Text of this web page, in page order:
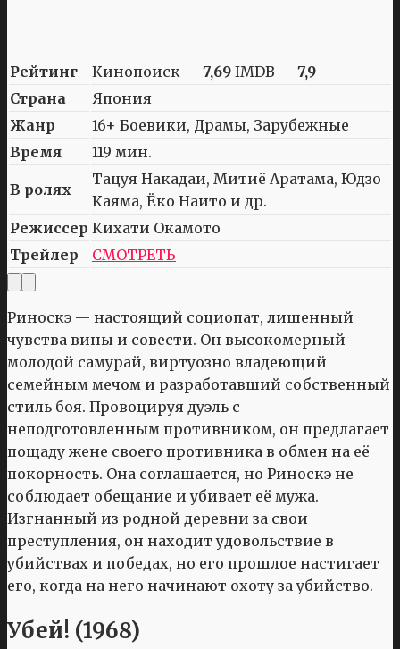
Рейтинг Кинопоиск — 7,69 IMDB — 7,9
Страна
Япония
Жанр
16+ Боевики, Драмы, Зарубежные
Время
119 мин.
В ролях
Тацуя Накадаи, Митиё Аратама, Юдзо
Каяма, Ёко Наито и др.
Режиссер Кихати Окамото
Трейлер
СМОТРЕТЬ
Риноскэ — настоящий социопат, лишенный
чувства вины и совести. Он высокомерный
молодой самурай, виртуозно владеющий
семейным мечом и разработавший собственный
стиль боя. Провоцируя дуэль с
неподготовленным противником, он предлагает
пощаду жене своего противника в обмен на её
покорность. Она соглашается, но Риноскэ не
соблюдает обещание и убивает её мужа.
Изгнанный из родной деревни за свои
преступления, он находит удовольствие в
убийствах и победах, но его прошлое настигает
его, когда на него начинают охоту за убийство.
Убей! (1968)